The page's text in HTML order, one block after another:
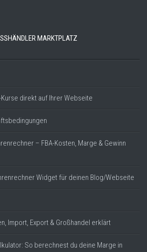
MARKTPLATZ
direkt auf Ihrer Webseite
– FBA-Kosten, Marge & Gewinn
Widget für deinen Blog/Webseite
Import, Export & Großhandel erklärt
So berechnest du deine Marge in